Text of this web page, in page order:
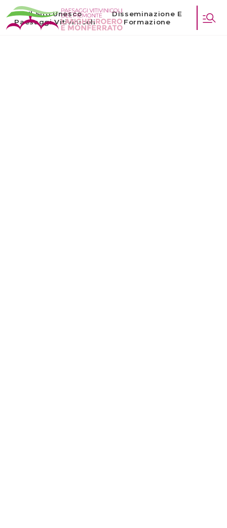
Il Sito Unesco
Paesaggi Vitivinicoli
Disseminazione E
Formazione